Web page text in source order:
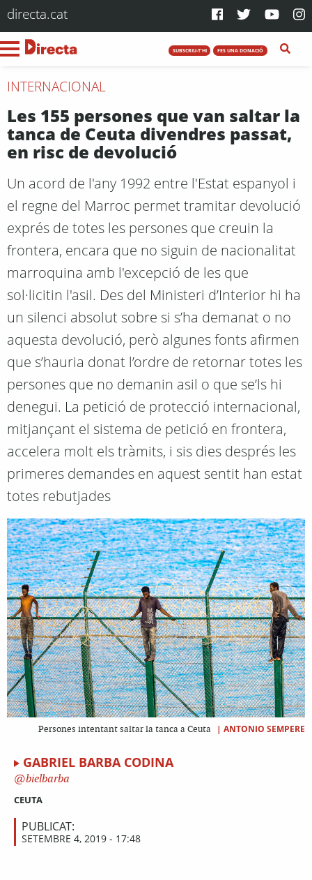
directa.cat
SUBSCRIU-T'HI FES UNA DONACIÓ
INTERNACIONAL
Les 155 persones que van saltar la
tanca de Ceuta divendres passat,
en risc de devolució
Un acord de l'any 1992 entre l'Estat espanyol i
el regne del Marroc permet tramitar devolució
exprés de totes les persones que creuin la
frontera, encara que no siguin de nacionalitat
marroquina amb l'excepció de les que
sol·licitin l'asil. Des del Ministeri d’Interior hi ha
un silenci absolut sobre si s’ha demanat o no
aquesta devolució, però algunes fonts afirmen
que s’hauria donat l’ordre de retornar totes les
persones que no demanin asil o que se’ls hi
denegui. La petició de protecció internacional,
mitjançant el sistema de petició en frontera,
accelera molt els tràmits, i sis dies després les
primeres demandes en aquest sentit han estat
totes rebutjades
Persones intentant saltar la tanca a Ceuta | ANTONIO SEMPERE
GABRIEL BARBA CODINA
bielbarba
CEUTA
PUBLICAT:
SETEMBRE 4, 2019 - 17:48